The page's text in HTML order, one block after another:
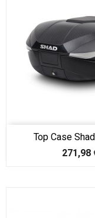
Top Case
Prix
271,98